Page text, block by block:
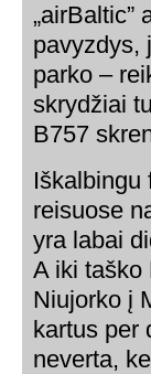
„airBaltic”
pavyzdys,
parko –
skrydžiai
B757
Iškalbingu
reisuose
yra labai
A iki taško
Niujorko į
kartus per
neverta,